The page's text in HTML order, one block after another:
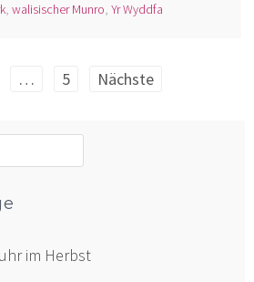
,walisischer Munro,Yr Wyddfa
… 5 Nächste
im Herbst